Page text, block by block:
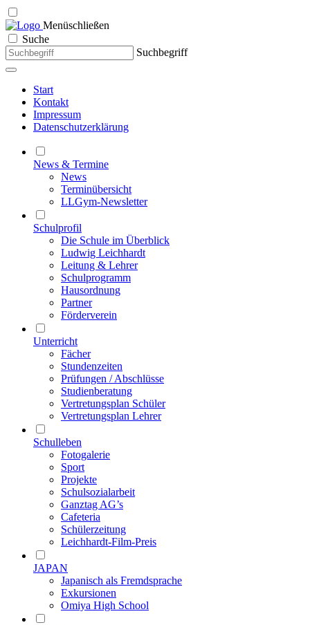
Menüschließen
Suche
Suchbegriff
Start
Kontakt
Impressum
Datenschutzerklärung
News & Termine
News
Terminübersicht
LLGym-Newsletter
Schulprofil
Die Schule im Überblick
Ludwig Leichhardt
Leitung & Lehrer
Schulprogramm
Hausordnung
Partner
Förderverein
Unterricht
Fächer
Stundenzeiten
Prüfungen / Abschlüsse
Studienberatung
Vertretungsplan Schüler
Vertretungsplan Lehrer
Schulleben
Fotogalerie
Sport
Projekte
Schulsozialarbeit
Ganztag AG’s
Cafeteria
Schülerzeitung
Leichhardt-Film-Preis
JAPAN
Japanisch als Fremdsprache
Exkursionen
Omiya High School